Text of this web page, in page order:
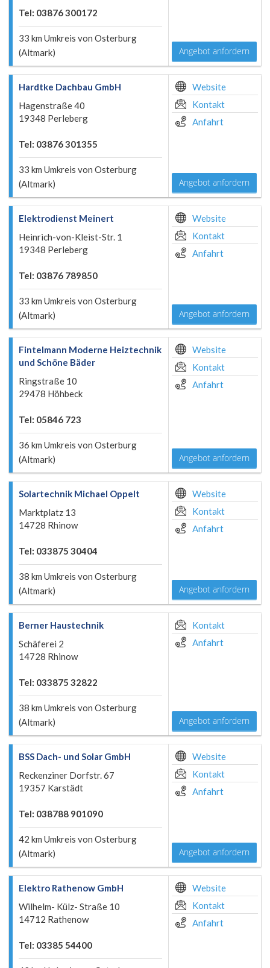
Tel: 03876 300172
33 km Umkreis von Osterburg
(Altmark)
Angebot anfordern
Hardtke Dachbau GmbH
Hagenstraße 40
19348 Perleberg
Tel: 03876 301355
33 km Umkreis von Osterburg
(Altmark)
Website
Kontakt
Anfahrt
Angebot anfordern
Elektrodienst Meinert
Heinrich-von-Kleist-Str. 1
19348 Perleberg
Tel: 03876 789850
33 km Umkreis von Osterburg
(Altmark)
Website
Kontakt
Anfahrt
Angebot anfordern
Fintelmann Moderne Heiztechnik
und Schöne Bäder
Ringstraße 10
29478 Höhbeck
Tel: 05846 723
36 km Umkreis von Osterburg
(Altmark)
Website
Kontakt
Anfahrt
Angebot anfordern
Solartechnik Michael Oppelt
Marktplatz 13
14728 Rhinow
Tel: 033875 30404
38 km Umkreis von Osterburg
(Altmark)
Website
Kontakt
Anfahrt
Angebot anfordern
Berner Haustechnik
Schäferei 2
14728 Rhinow
Tel: 033875 32822
38 km Umkreis von Osterburg
(Altmark)
Kontakt
Anfahrt
Angebot anfordern
BSS Dach- und Solar GmbH
Reckenziner Dorfstr. 67
19357 Karstädt
Tel: 038788 901090
42 km Umkreis von Osterburg
(Altmark)
Website
Kontakt
Anfahrt
Angebot anfordern
Elektro Rathenow GmbH
Wilhelm- Külz- Straße 10
14712 Rathenow
Tel: 03385 54400
Website
Kontakt
Anfahrt